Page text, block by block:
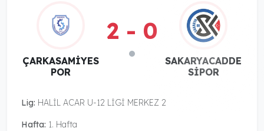
ÇARKASAMİYES
POR
2 - 0
SAKARYACADDE
SİPOR
Lig: HALİL ACAR U-12 LİGİ MERKEZ 2
Hafta: 1. Hafta